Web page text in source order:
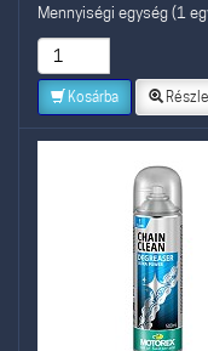
Mennyiségi egység (1
Kosárba